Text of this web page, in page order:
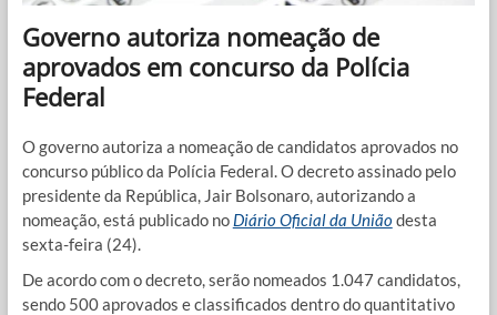
Governo autoriza nomeação de
aprovados em concurso da Polícia
Federal
O governo autoriza a nomeação de candidatos aprovados no
concurso público da Polícia Federal. O decreto assinado pelo
presidente da República, Jair Bolsonaro, autorizando a
nomeação, está publicado no Diário Oficial da União desta
sexta-feira (24).
De acordo com o decreto, serão nomeados 1.047 candidatos,
sendo 500 aprovados e classificados dentro do quantitativo